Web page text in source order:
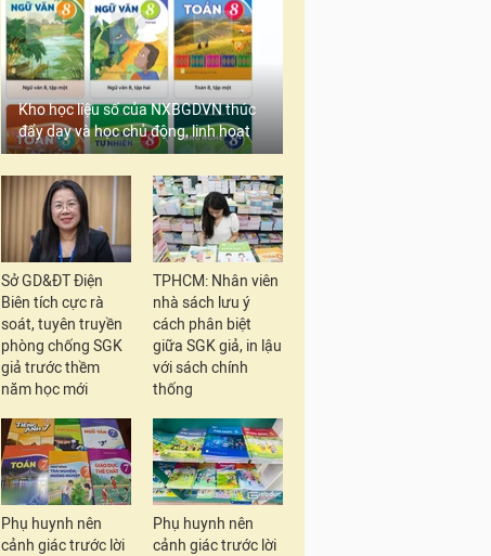
Kho học liệu số của NXBGDVN thúc
đẩy dạy và học chủ động, linh hoạt
Sở GD&ĐT Điện
Biên tích cực rà
soát, tuyên truyền
phòng chống SGK
giả trước thềm
năm học mới
TPHCM: Nhân viên
nhà sách lưu ý
cách phân biệt
giữa SGK giả, in lậu
với sách chính
thống
Phụ huynh nên
cảnh giác trước lời
Phụ huynh nên
cảnh giác trước lời